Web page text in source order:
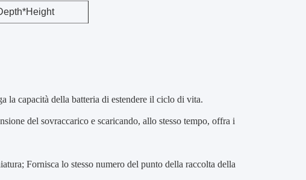
la capacità della batteria di estendere il ciclo di vita.
del sovraccarico e scaricando, allo stesso tempo, offra i
Fornisca lo stesso numero del punto della raccolta della